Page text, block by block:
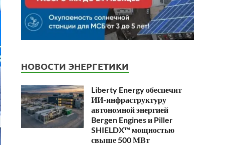
НОВОСТИ ЭНЕРГЕТИКИ
Liberty Energy обеспечит
ИИ-инфраструктуру
автономной энергией
Bergen Engines и Piller
SHIELDX™ мощностью
свыше 500 МВт